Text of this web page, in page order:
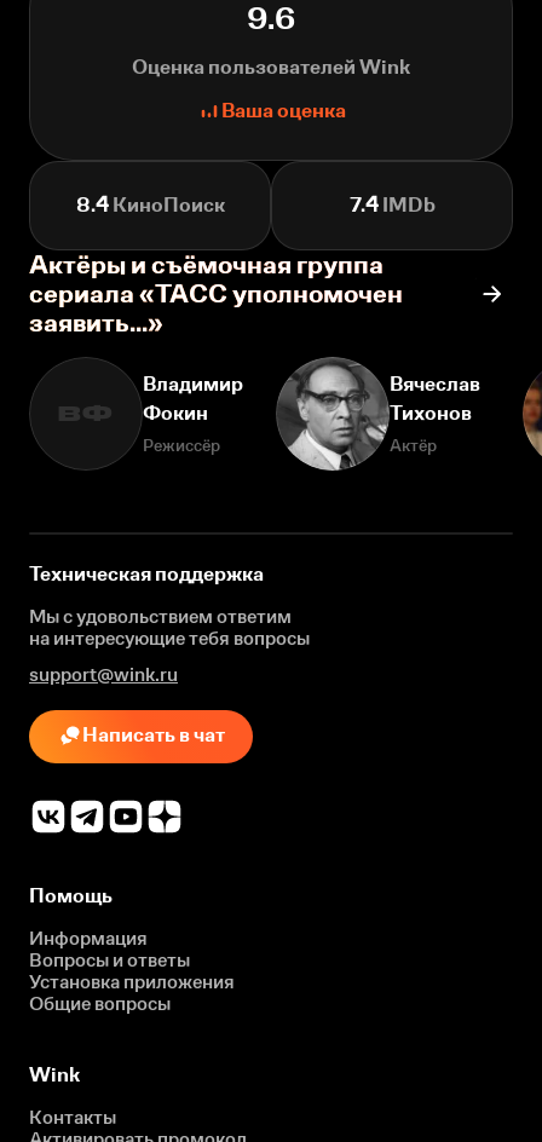
9.6
Оценка пользователей Wink
Ваша оценка
8.4КиноПоиск 7.4IMDb
Актёры и съёмочная группа
сериала «ТАСС уполномочен
заявить…»
ВФ
Владимир
Фокин
Режиссёр
Вячеслав
Тихонов
Актёр
Техническая поддержка
Мы с удовольствием ответим
на интересующиетебя вопросы
support@wink.ru
Написать в чат
Помощь
Информация
Вопросы и ответы
Установка приложения
Общие вопросы
Wink
Контакты